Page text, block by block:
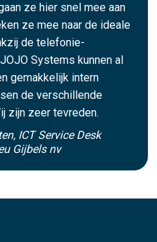
ze hier snel mee aan
ze mee naar de ideale
de telefonie-
Systems kunnen al
gemakkelijk intern
de verschillende
zijn zeer tevreden.
ICT Service Desk
Gijbels nv